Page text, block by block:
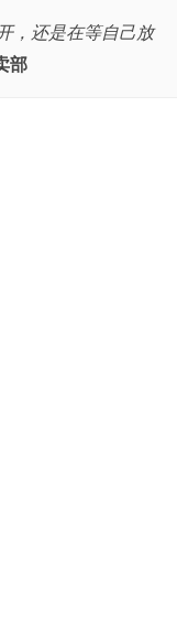
，还是在等自己放
部